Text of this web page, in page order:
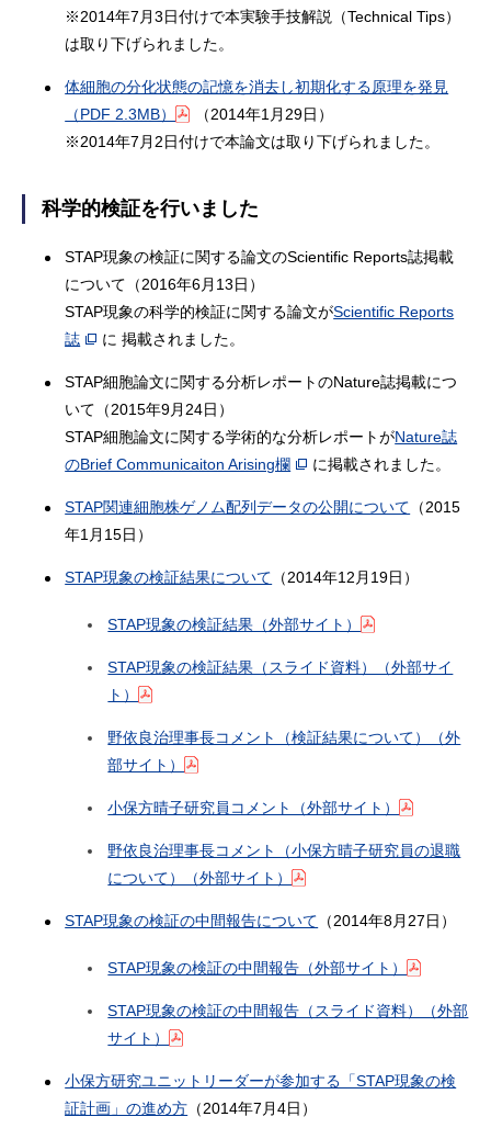
※2014年7月3日付けで本実験手技解説（Technical Tips）
は取り下げられました。
体細胞の分化状態の記憶を消去し初期化する原理を発見
（PDF 2.3MB）
（2014年1月29日）
※2014年7月2日付けで本論文は取り下げられました。
科学的検証を行いました
STAP現象の検証に関する論文のScientific Reports誌掲載
について（2016年6月13日）
STAP現象の科学的検証に関する論文がScientific Reports
誌
に 掲載されました。
STAP細胞論文に関する分析レポートのNature誌掲載につ
いて（2015年9月24日）
STAP細胞論文に関する学術的な分析レポートがNature誌
のBrief Communicaiton Arising欄
に掲載されました。
STAP関連細胞株ゲノム配列データの公開について （2015
年1月15日）
STAP現象の検証結果について （2014年12月19日）
STAP現象の検証結果（外部サイト）
STAP現象の検証結果（スライド資料）（外部サイ
ト）
野依良治理事長コメント（検証結果について）（外
部サイト）
小保方晴子研究員コメント（外部サイト）
野依良治理事長コメント（小保方晴子研究員の退職
について）（外部サイト）
STAP現象の検証の中間報告について （2014年8月27日）
STAP現象の検証の中間報告（外部サイト）
STAP現象の検証の中間報告（スライド資料）（外部
サイト）
小保方研究ユニットリーダーが参加する「STAP現象の検
証計画」の進め方 （2014年7月4日）